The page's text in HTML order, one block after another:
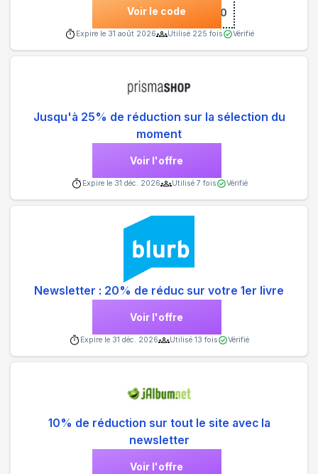
Voir le code***RE20
Expire le 31 août 2026 Utilisé 225 fois Vérifié
Jusqu'à 25% de réduction sur la sélection du
moment
Voir l'offre
Expire le 31 déc. 2026 Utilisé 7 fois Vérifié
Newsletter : 20% de réduc sur votre 1er livre
Voir l'offre
Expire le 31 déc. 2026 Utilisé 13 fois Vérifié
10% de réduction sur tout le site avec la
newsletter
Voir l'offre